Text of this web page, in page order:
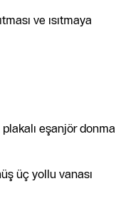
ve ısıtmaya
eşanjör donma
üç yollu vanası